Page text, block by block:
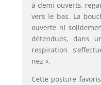
à demi ouverts,
vers le bas. La
ouverte ni
détendues, dans
respiration
nez «.
Cette posture